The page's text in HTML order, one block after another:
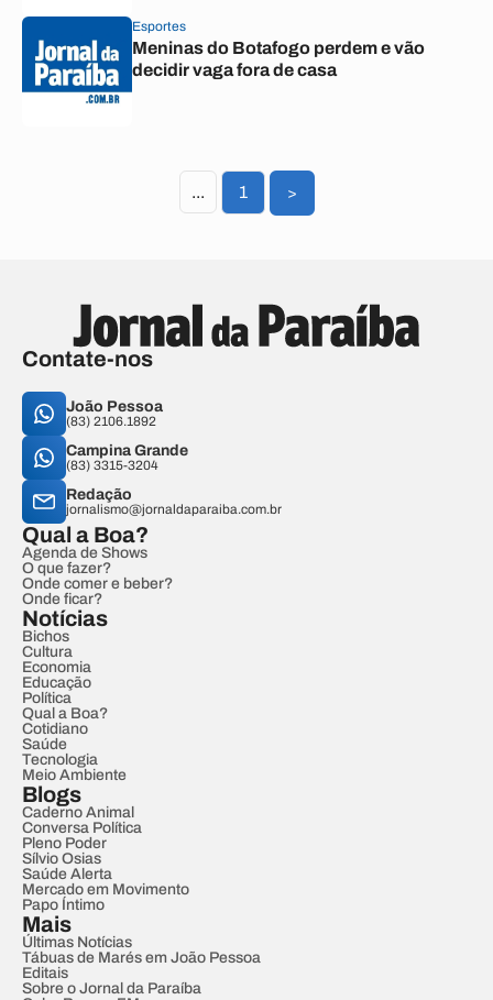
Esportes
Meninas do Botafogo perdem e vão
decidir vaga fora de casa
... 1 >
Contate-nos
João Pessoa
(83) 2106.1892
Campina Grande
(83) 3315-3204
Redação
jornalismo@jornaldaparaiba.com.br
Qual a Boa?
Agenda de Shows
O que fazer?
Onde comer e beber?
Onde ficar?
Notícias
Bichos
Cultura
Economia
Educação
Política
Qual a Boa?
Cotidiano
Saúde
Tecnologia
Meio Ambiente
Blogs
Caderno Animal
Conversa Política
Pleno Poder
Sílvio Osias
Saúde Alerta
Mercado em Movimento
Papo Íntimo
Mais
Últimas Notícias
Tábuas de Marés em João Pessoa
Editais
Sobre o Jornal da Paraíba